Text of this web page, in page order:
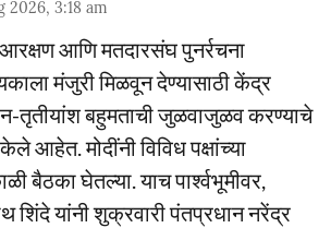
2026, 3:18 am
आरक्षण आणि मतदारसंघ पुनर्रचना
मंजुरी मिळवून देण्यासाठी केंद्र
तृतीयांश बहुमताची जुळवाजुळव करण्याचे
आहेत. मोदींनी विविध पक्षांच्या
बैठका घेतल्या. याच पार्श्वभूमीवर,
शिंदे यांनी शुक्रवारी पंतप्रधान नरेंद्र